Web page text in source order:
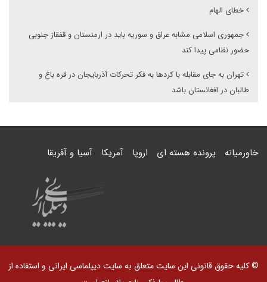
خطای الهام
جمهوری اسلامی مشابه عراق و سوریه باید در ارمنستان و قفقاز جنوبی
حضور نظامی پیدا کند
تهران به جای مقابله با کردها به فکر تحرکات آذربایجان در قره باغ و
طالبان در افغانستان باشد
خاورمیانه پرونده هسته ای اروپا آمریکا آسیا و آفریقا
© کلیه حقوق قانونی این سایت متعلق به سایت دیپلماسی ایرانی و استفاده از